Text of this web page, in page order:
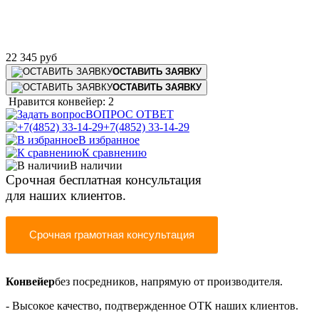
22 345 руб
ОСТАВИТЬ ЗАЯВКУ
ОСТАВИТЬ ЗАЯВКУ
Нравится конвейер: 2
ВОПРОС ОТВЕТ
+7(4852) 33-14-29
В избранное
К сравнению
В наличии
Срочная бесплатная консультация
для наших клиентов.
Срочная грамотная консультация
Конвейербез посредников, напрямую от производителя.
- Высокое качество, подтвержденное ОТК наших клиентов.